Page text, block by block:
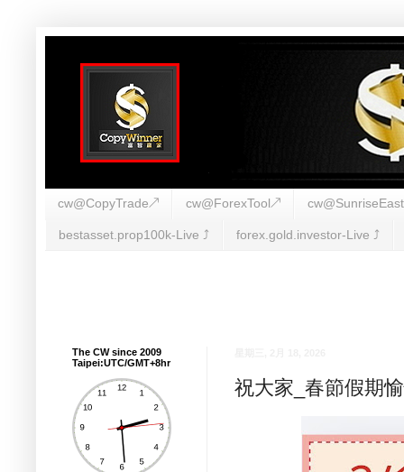
cw@CopyTrade↗ cw@ForexTool↗
bestasset.prop100k-Live ⤴︎ forex.gold.investor-Live ⤴︎
祝大家_春節假期
The CW since 2009
Taipei:UTC/GMT+8hr